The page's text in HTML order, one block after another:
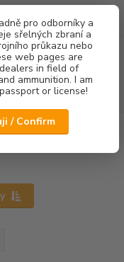
pro odborníky a
sřelných zbraní a
průkazu nebo
web pages are
in field of
ammunition. I am
or license!
/ Confirm
Menu
Hledat
za0,00 Kč